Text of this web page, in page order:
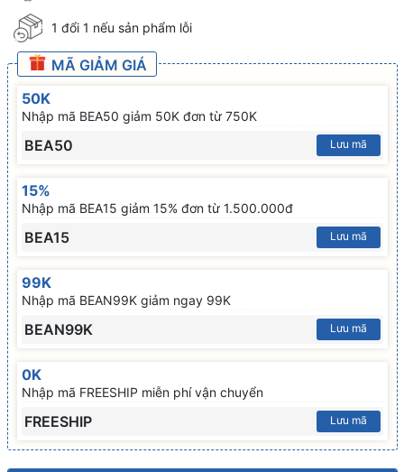
1 đổi 1 nếu sản phẩm lỗi
MÃ GIẢM GIÁ
50K
Nhập mã BEA50 giảm 50K đơn từ 750K
BEA50 Lưu mã
15%
Nhập mã BEA15 giảm 15% đơn từ 1.500.000đ
BEA15 Lưu mã
99K
Nhập mã BEAN99K giảm ngay 99K
BEAN99K Lưu mã
0K
Nhập mã FREESHIP miễn phí vận chuyển
FREESHIP Lưu mã